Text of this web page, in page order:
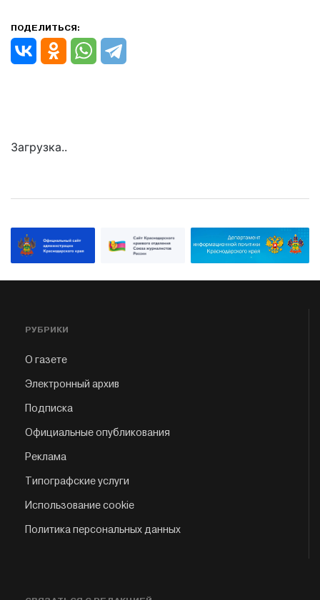
ПОДЕЛИТЬСЯ:
Загрузка..
РУБРИКИ
О газете
Электронный архив
Подписка
Официальные опубликования
Реклама
Типографские услуги
Использование cookie
Политика персональных данных